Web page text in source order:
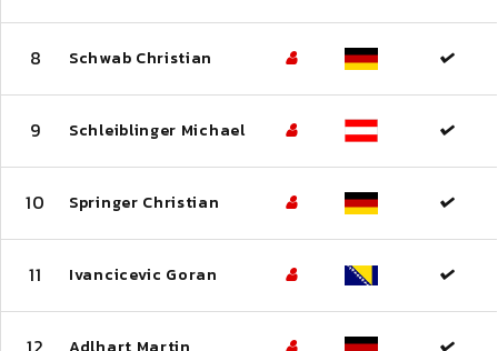
8 Schwab Christian
9 Schleiblinger Michael
10 Springer Christian
11 Ivancicevic Goran